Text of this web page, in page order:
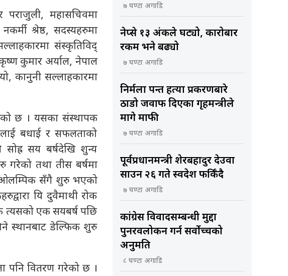
महासचिवमा
श्रेष्ठ, सदस्यहरुमा
संस्कृतिविद्
कृष्ण कुमार अर्याल, नेपाल
कानुनी सल्लाहकारमा
छ । यसका संस्थापक
बधाई र सफलताको
सोह्र सय बर्षदेखि शुन्य
गरेको तथा तीस बर्षमा
ओलम्पिक सँगै शुरु भएको
यि दुवैमाथी रोक
एक सयबर्ष पछि
स्थानबाट डेल्फिक शुरु
पनि वितरण गरेको छ ।
७ घण्टा अगाडि
नेप्से १३ अंकले घट्यो, कारोबार
रकम भने बढ्यो
७ घण्टा अगाडि
निर्मला पन्त हत्या प्रकरणबारे
ठाडो जवाफ दिएका गृहमन्त्रीले
मागे माफी
७ घण्टा अगाडि
पूर्वप्रधानमन्त्री शेरबहादुर देउवा
साउन २६ गते स्वदेश फर्किँदै
७ घण्टा अगाडि
कांग्रेस विवादसम्बन्धी मुद्दा
पुनरवलोकन गर्न सर्वोच्चको
अनुमति
८ घण्टा अगाडि